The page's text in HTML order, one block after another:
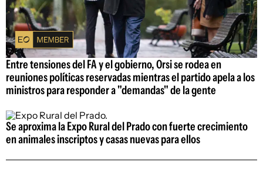
Entre tensiones del FA y el gobierno, Orsi se rodea en
reuniones políticas reservadas mientras el partido apela a los
ministros para responder a "demandas" de la gente
Se aproxima la Expo Rural del Prado con fuerte crecimiento
en animales inscriptos y casas nuevas para ellos